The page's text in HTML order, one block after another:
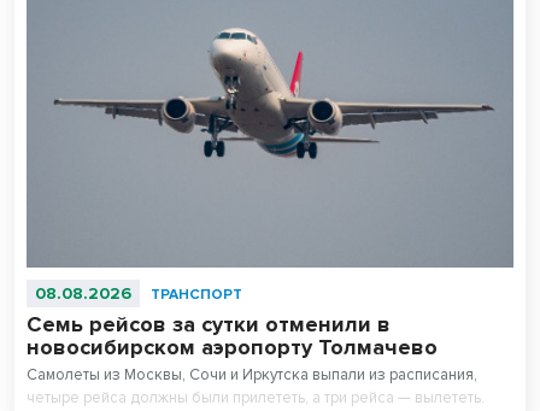
08.08.2026 ТРАНСПОРТ
Семь рейсов за сутки отменили в
новосибирском аэропорту Толмачево
Самолеты из Москвы, Сочи и Иркутска выпали из расписания,
четыре рейса должны были прилететь, а три рейса — вылететь.